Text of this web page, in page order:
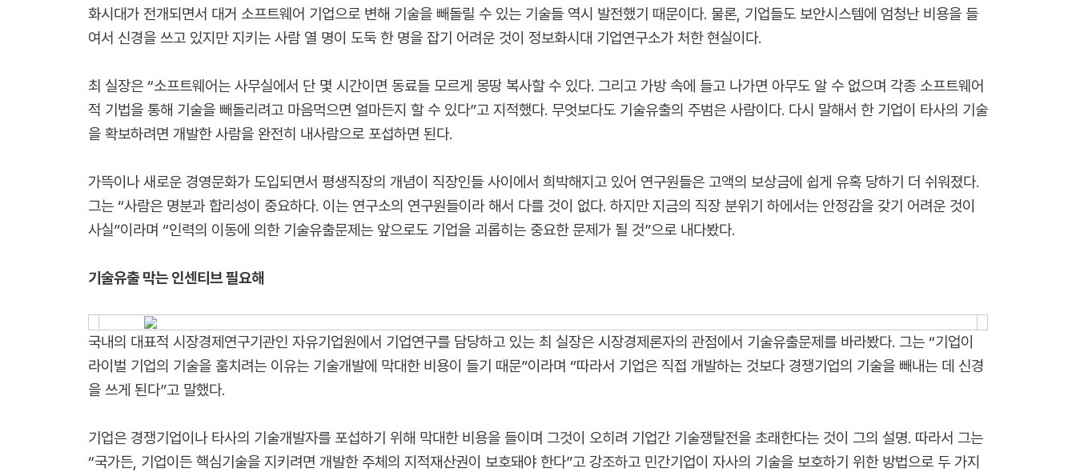
화시대가 전개되면서 대거 소프트웨어 기업으로 변해 기술을 빼돌릴 수 있는 기술들 역시 발전했기 때문이다. 물론, 기업들도 보안시스템에 엄청난 비용을 들
여서 신경을 쓰고 있지만 지키는 사람 열 명이 도둑 한 명을 잡기 어려운 것이 정보화시대 기업연구소가 처한 현실이다.
최 실장은 “소프트웨어는 사무실에서 단 몇 시간이면 동료들 모르게 몽땅 복사할 수 있다. 그리고 가방 속에 들고 나가면 아무도 알 수 없으며 각종 소프트웨어
적 기법을 통해 기술을 빼돌리려고 마음먹으면 얼마든지 할 수 있다”고 지적했다. 무엇보다도 기술유출의 주범은 사람이다. 다시 말해서 한 기업이 타사의 기술
을 확보하려면 개발한 사람을 완전히 내사람으로 포섭하면 된다.
가뜩이나 새로운 경영문화가 도입되면서 평생직장의 개념이 직장인들 사이에서 희박해지고 있어 연구원들은 고액의 보상금에 쉽게 유혹 당하기 더 쉬워졌다.
그는 “사람은 명분과 합리성이 중요하다. 이는 연구소의 연구원들이라 해서 다를 것이 없다. 하지만 지금의 직장 분위기 하에서는 안정감을 갖기 어려운 것이
사실”이라며 “인력의 이동에 의한 기술유출문제는 앞으로도 기업을 괴롭히는 중요한 문제가 될 것”으로 내다봤다.
기술유출 막는 인센티브 필요해
국내의 대표적 시장경제연구기관인 자유기업원에서 기업연구를 담당하고 있는 최 실장은 시장경제론자의 관점에서 기술유출문제를 바라봤다. 그는 “기업이
라이벌 기업의 기술을 훔치려는 이유는 기술개발에 막대한 비용이 들기 때문”이라며 “따라서 기업은 직접 개발하는 것보다 경쟁기업의 기술을 빼내는 데 신경
을 쓰게 된다”고 말했다.
기업은 경쟁기업이나 타사의 기술개발자를 포섭하기 위해 막대한 비용을 들이며 그것이 오히려 기업간 기술쟁탈전을 초래한다는 것이 그의 설명. 따라서 그는
“국가든, 기업이든 핵심기술을 지키려면 개발한 주체의 지적재산권이 보호돼야 한다”고 강조하고 민간기업이 자사의 기술을 보호하기 위한 방법으로 두 가지